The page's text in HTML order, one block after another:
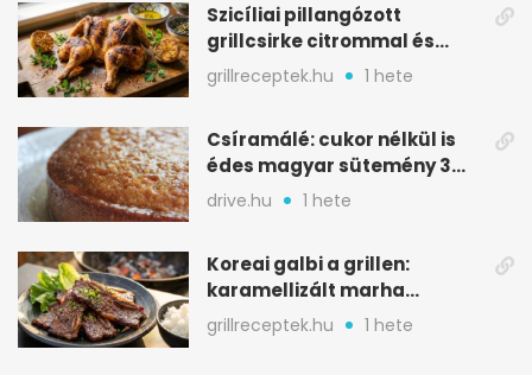
Szicíliai pillangózott
grillcsirke citrommal és
oregánóval
grillreceptek.hu 1 hete
Csíramálé: cukor nélkül is
édes magyar sütemény 3
alapanyagból
drive.hu 1 hete
Koreai galbi a grillen:
karamellizált marha
rövidborda gyorsan
grillreceptek.hu 1 hete